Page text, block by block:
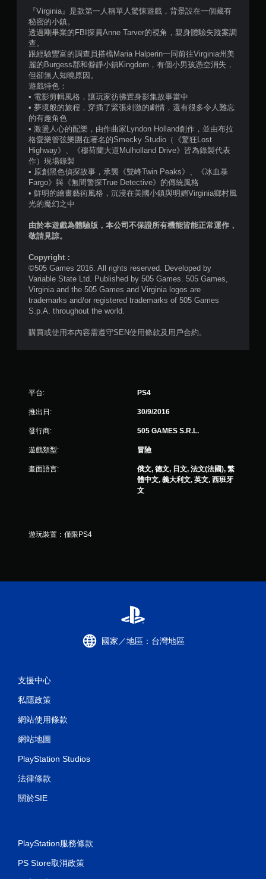
分
5
顆
）
，
共
2
4
6
評
分
『Virginia』是款第一人稱單人驚悚遊戲，背景設在一個藏有
秘密的小鎮。
透過剛畢業的FBI探員Anne Tarver的視角，親身體驗失蹤案調
查。
跟經驗豐富的調查員搭檔Maria Halperin一同前往Virginia州美
麗的Burgess郡和僻靜小鎮Kingdom，有個小男孩憑空消失，
但卻無人知曉原因。
遊戲特色：
• 電影剪輯風格，讓玩家彷彿置身影集故事當中
• 夢境般的旅程，穿插了緊張刺激的劇情，還有很多令人難忘
的有趣角色
• 激盪人心的配樂，由作曲家Lyndon Holland創作，並由布拉
格愛樂管弦樂團在著名的Smecky Studio（《驚狂Lost
Highway》、《穆荷蘭大道Mulholland Drive》皆為錄製代表
作）現場錄製
• 原創黑色偵探故事，承襲《雙峰Twin Peaks》、《冰血暴
Fargo》與《無間警探True Detective》的傳統風格
• 鮮明的繪畫藝術風格，沉浸在美國小鎮與明媚Virginia鄉村風
光的魔幻之中
由於本遊戲為體驗版，本公司不保證所有機能皆能正常運作，
敬請見諒。
Copyright：
©505 Games 2016. All rights reserved. Developed by
Variable State Ltd. Published by 505 Games. 505 Games,
Virginia and the 505 Games and Virginia logos are
trademarks and/or registered trademarks of 505 Games
S.p.A. throughout the world.
購買或使用本內容需遵守SEN使用條款及用戶合約。
平台: PS4
推出日: 30/9/2016
發行商: 505 GAMES S.R.L.
遊戲類型: 冒險
畫面語言:
俄文, 德文, 日文, 法文(法國), 繁
體中文, 義大利文, 英文, 西班牙
文
遊玩裝置：僅限PS4
國家／地區：台灣地區
支援中心
私隱政策
網站使用條款
網站地圖
PlayStation Studios
法律條款
關於SIE
PlayStation服務條款
PS Store取消政策